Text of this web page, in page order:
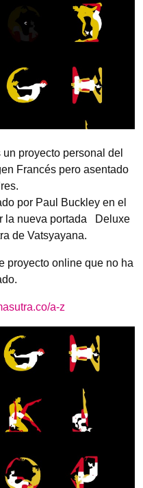
proyecto personal del
Francés pero asentado
por Paul Buckley en el
la nueva portada Deluxe
de Vatsyayana.
proyecto online que no ha
a-z